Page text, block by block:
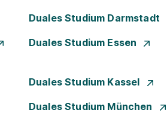
Duales Studium Darmstadt
Duales Studium Essen
Duales Studium Kassel
Duales Studium München